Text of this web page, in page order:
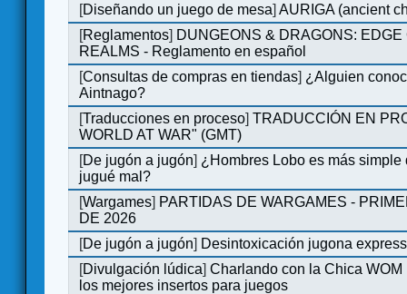
[Diseñando un juego de mesa]AURIGA (ancient
[Reglamentos] DUNGEONS & DRAGONS: EDGE
REALMS - Reglamento en español
[Consultas de compras en tiendas] ¿Alguien
Aintnago?
[Traducciones en proceso]TRADUCCIÓN EN
WORLD AT WAR" (GMT)
[De jugón a jugón] ¿Hombres Lobo es más simple
jugué mal?
[Wargames] PARTIDAS DE WARGAMES -
DE 2026
[De jugón a jugón] Desintoxicación jugona express
[Divulgación lúdica]Charlando con la Chica WOM
los mejores insertos para juegos